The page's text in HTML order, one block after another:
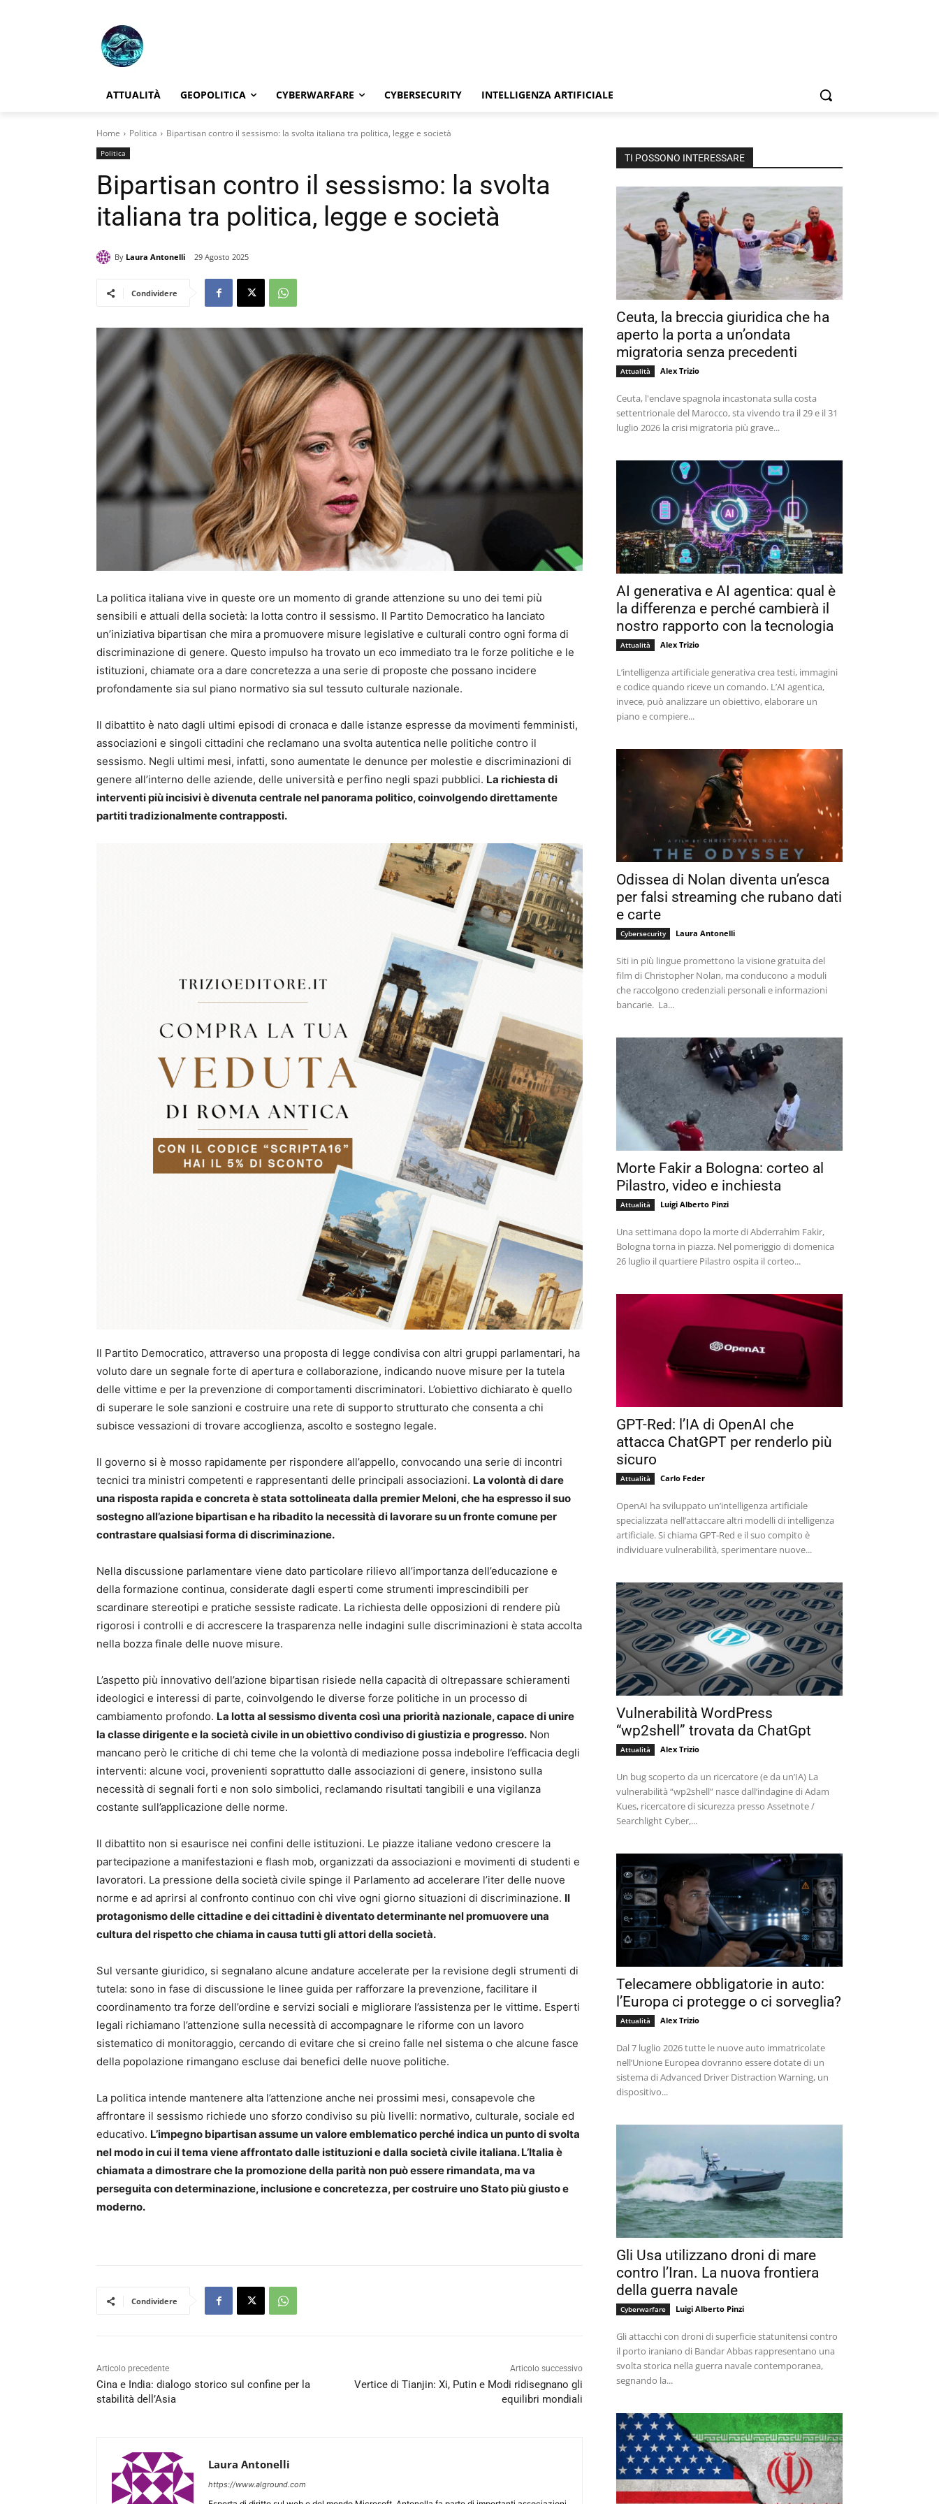
ATTUALITÀ GEOPOLITICA CYBERWARFARE CYBERSECURITY INTELLIGENZA ARTIFICIALE
Home Politica Bipartisan contro il sessismo: la svolta italiana tra politica, legge e società
Politica
Bipartisan contro il sessismo: la svolta
italiana tra politica, legge e società
By Laura Antonelli 29 Agosto 2025
Condividere
La politica italiana vive in queste ore un momento di grande attenzione su uno dei temi più
sensibili e attuali della società: la lotta contro il sessismo. Il Partito Democratico ha lanciato
un’iniziativa bipartisan che mira a promuovere misure legislative e culturali contro ogni forma di
discriminazione di genere. Questo impulso ha trovato un eco immediato tra le forze politiche e le
istituzioni, chiamate ora a dare concretezza a una serie di proposte che possano incidere
profondamente sia sul piano normativo sia sul tessuto culturale nazionale.
Il dibattito è nato dagli ultimi episodi di cronaca e dalle istanze espresse da movimenti femministi,
associazioni e singoli cittadini che reclamano una svolta autentica nelle politiche contro il
sessismo. Negli ultimi mesi, infatti, sono aumentate le denunce per molestie e discriminazioni di
genere all’interno delle aziende, delle università e perfino negli spazi pubblici. La richiesta di
interventi più incisivi è divenuta centrale nel panorama politico, coinvolgendo direttamente
partiti tradizionalmente contrapposti.
Il Partito Democratico, attraverso una proposta di legge condivisa con altri gruppi parlamentari, ha
voluto dare un segnale forte di apertura e collaborazione, indicando nuove misure per la tutela
delle vittime e per la prevenzione di comportamenti discriminatori. L’obiettivo dichiarato è quello
di superare le sole sanzioni e costruire una rete di supporto strutturato che consenta a chi
subisce vessazioni di trovare accoglienza, ascolto e sostegno legale.
Il governo si è mosso rapidamente per rispondere all’appello, convocando una serie di incontri
tecnici tra ministri competenti e rappresentanti delle principali associazioni. La volontà di dare
una risposta rapida e concreta è stata sottolineata dalla premier Meloni, che ha espresso il suo
sostegno all’azione bipartisan e ha ribadito la necessità di lavorare su un fronte comune per
contrastare qualsiasi forma di discriminazione.
Nella discussione parlamentare viene dato particolare rilievo all’importanza dell’educazione e
della formazione continua, considerate dagli esperti come strumenti imprescindibili per
scardinare stereotipi e pratiche sessiste radicate. La richiesta delle opposizioni di rendere più
rigorosi i controlli e di accrescere la trasparenza nelle indagini sulle discriminazioni è stata accolta
nella bozza finale delle nuove misure.
L’aspetto più innovativo dell’azione bipartisan risiede nella capacità di oltrepassare schieramenti
ideologici e interessi di parte, coinvolgendo le diverse forze politiche in un processo di
cambiamento profondo. La lotta al sessismo diventa così una priorità nazionale, capace di unire
la classe dirigente e la società civile in un obiettivo condiviso di giustizia e progresso. Non
mancano però le critiche di chi teme che la volontà di mediazione possa indebolire l’efficacia degli
interventi: alcune voci, provenienti soprattutto dalle associazioni di genere, insistono sulla
necessità di segnali forti e non solo simbolici, reclamando risultati tangibili e una vigilanza
costante sull’applicazione delle norme.
Il dibattito non si esaurisce nei confini delle istituzioni. Le piazze italiane vedono crescere la
partecipazione a manifestazioni e flash mob, organizzati da associazioni e movimenti di studenti e
lavoratori. La pressione della società civile spinge il Parlamento ad accelerare l’iter delle nuove
norme e ad aprirsi al confronto continuo con chi vive ogni giorno situazioni di discriminazione. Il
protagonismo delle cittadine e dei cittadini è diventato determinante nel promuovere una
cultura del rispetto che chiama in causa tutti gli attori della società.
Sul versante giuridico, si segnalano alcune andature accelerate per la revisione degli strumenti di
tutela: sono in fase di discussione le linee guida per rafforzare la prevenzione, facilitare il
coordinamento tra forze dell’ordine e servizi sociali e migliorare l’assistenza per le vittime. Esperti
legali richiamano l’attenzione sulla necessità di accompagnare le riforme con un lavoro
sistematico di monitoraggio, cercando di evitare che si creino falle nel sistema o che alcune fasce
della popolazione rimangano escluse dai benefici delle nuove politiche.
La politica intende mantenere alta l’attenzione anche nei prossimi mesi, consapevole che
affrontare il sessismo richiede uno sforzo condiviso su più livelli: normativo, culturale, sociale ed
educativo. L’impegno bipartisan assume un valore emblematico perché indica un punto di svolta
nel modo in cui il tema viene affrontato dalle istituzioni e dalla società civile italiana. L’Italia è
chiamata a dimostrare che la promozione della parità non può essere rimandata, ma va
perseguita con determinazione, inclusione e concretezza, per costruire uno Stato più giusto e
moderno.
Condividere
Articolo precedente
Cina e India: dialogo storico sul confine per la
stabilità dell’Asia
Articolo successivo
Vertice di Tianjin: Xi, Putin e Modi ridisegnano gli
equilibri mondiali
Laura Antonelli
https://www.alground.com
TI POSSONO INTERESSARE
Ceuta, la breccia giuridica che ha
aperto la porta a un’ondata
migratoria senza precedenti
Attualità Alex Trizio
Ceuta, l'enclave spagnola incastonata sulla costa
settentrionale del Marocco, sta vivendo tra il 29 e il 31
luglio 2026 la crisi migratoria più grave...
AI generativa e AI agentica: qual è
la differenza e perché cambierà il
nostro rapporto con la tecnologia
Attualità Alex Trizio
L’intelligenza artificiale generativa crea testi, immagini
e codice quando riceve un comando. L’AI agentica,
invece, può analizzare un obiettivo, elaborare un
piano e compiere...
Odissea di Nolan diventa un’esca
per falsi streaming che rubano dati
e carte
Cybersecurity Laura Antonelli
Siti in più lingue promettono la visione gratuita del
film di Christopher Nolan, ma conducono a moduli
che raccolgono credenziali personali e informazioni
bancarie. La...
Morte Fakir a Bologna: corteo al
Pilastro, video e inchiesta
Attualità Luigi Alberto Pinzi
Una settimana dopo la morte di Abderrahim Fakir,
Bologna torna in piazza. Nel pomeriggio di domenica
26 luglio il quartiere Pilastro ospita il corteo...
GPT-Red: l’IA di OpenAI che
attacca ChatGPT per renderlo più
sicuro
Attualità Carlo Feder
OpenAI ha sviluppato un’intelligenza artificiale
specializzata nell’attaccare altri modelli di intelligenza
artificiale. Si chiama GPT-Red e il suo compito è
individuare vulnerabilità, sperimentare nuove...
Vulnerabilità WordPress
“wp2shell” trovata da ChatGpt
Attualità Alex Trizio
Un bug scoperto da un ricercatore (e da un’IA) La
vulnerabilità “wp2shell” nasce dall’indagine di Adam
Kues, ricercatore di sicurezza presso Assetnote /
Searchlight Cyber,...
Telecamere obbligatorie in auto:
l’Europa ci protegge o ci sorveglia?
Attualità Alex Trizio
Dal 7 luglio 2026 tutte le nuove auto immatricolate
nell’Unione Europea dovranno essere dotate di un
sistema di Advanced Driver Distraction Warning, un
dispositivo...
Gli Usa utilizzano droni di mare
contro l’Iran. La nuova frontiera
della guerra navale
Cyberwarfare Luigi Alberto Pinzi
Gli attacchi con droni di superficie statunitensi contro
il porto iraniano di Bandar Abbas rappresentano una
svolta storica nella guerra navale contemporanea,
segnando la...